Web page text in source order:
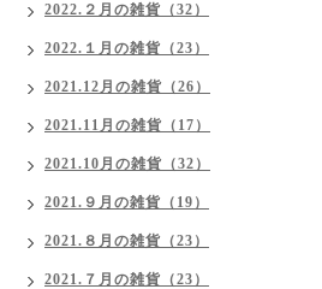
2022.２月の雑貨（32）
2022.１月の雑貨（23）
2021.12月の雑貨（26）
2021.11月の雑貨（17）
2021.10月の雑貨（32）
2021.９月の雑貨（19）
2021.８月の雑貨（23）
2021.７月の雑貨（23）